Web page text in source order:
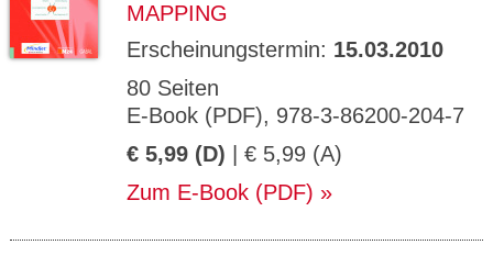
MAPPING
Erscheinungstermin: 15.03.2010
80 Seiten
E-Book (PDF), 978-3-86200-204-7
€ 5,99 (D) | € 5,99 (A)
Zum E-Book (PDF)